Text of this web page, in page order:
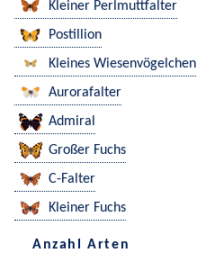
Kleiner Perlmuttfalter
Postillion
Kleines Wiesenvögelchen
Aurorafalter
Admiral
Großer Fuchs
C-Falter
Kleiner Fuchs
Anzahl Arten